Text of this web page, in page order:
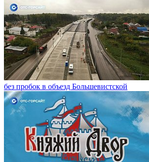
без пробок в объезд Большевистской